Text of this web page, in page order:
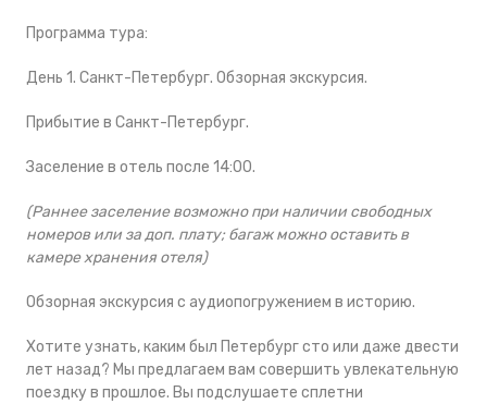
Программа тура:
День 1. Санкт-Петербург. Обзорная экскурсия.
Прибытие в Санкт-Петербург.
Заселение в отель после 14:00.
(Раннее заселение возможно при наличии свободных
номеров или за доп. плату; багаж можно оставить в
камере хранения отеля)
Обзорная экскурсия с аудиопогружением в историю.
Хотите узнать, каким был Петербург сто или даже двести
лет назад? Мы предлагаем вам совершить увлекательную
поездку в прошлое. Вы подслушаете сплетни